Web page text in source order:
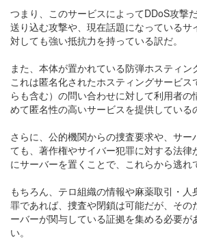
つまり、このサービスによってDDoS攻撃
送り込む攻撃や、現在話題になっているサ
対しても強い抵抗力を持っている訳だ。
また、本体が置かれている防弾ホスティン
これは匿名化されたホスティングサービス
らも含む）の問い合わせに対して利用者
めて匿名性の高いサービスを提供している
さらに、公的機関からの捜査要求や、サー
ても、著作権やサイバー犯罪に対する法律
にサーバーを置くことで、これらから逃れ
もちろん、テロ組織の情報や麻薬取引・
罪であれば、捜査や閉鎖は可能だが、その
ーバーが関与している証拠を集める必要が
い。